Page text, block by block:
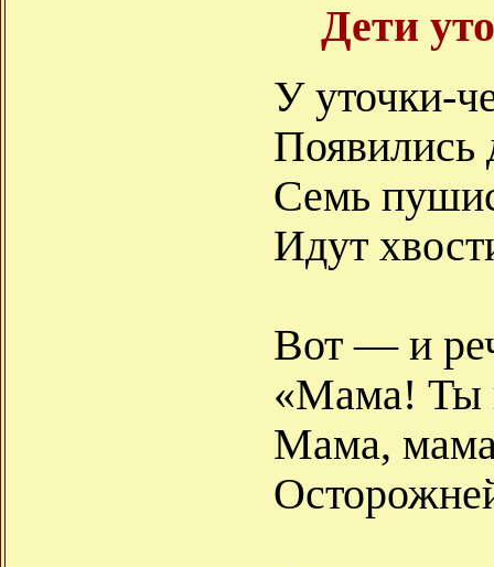
Дети
У уточки-
Появились
Семь
Идут
Вот — и
«Мама! Ты
Мама,